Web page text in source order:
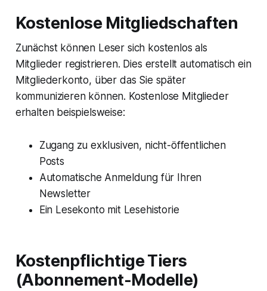
Kostenlose Mitgliedschaften
Zunächst können Leser sich kostenlos als
Mitglieder registrieren. Dies erstellt automatisch ein
Mitgliederkonto, über das Sie später
kommunizieren können. Kostenlose Mitglieder
erhalten beispielsweise:
Zugang zu exklusiven, nicht-öffentlichen
Posts
Automatische Anmeldung für Ihren
Newsletter
Ein Lesekonto mit Lesehistorie
Kostenpflichtige Tiers
(Abonnement-Modelle)